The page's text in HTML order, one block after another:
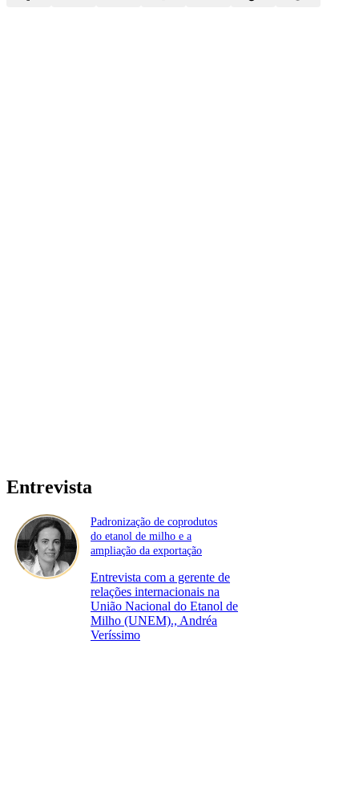
Entrevista
Padronização de coprodutos
do etanol de milho e a
ampliação da exportação
Entrevista com a gerente de
relações internacionais na
União Nacional do Etanol de
Milho (UNEM)., Andréa
Veríssimo